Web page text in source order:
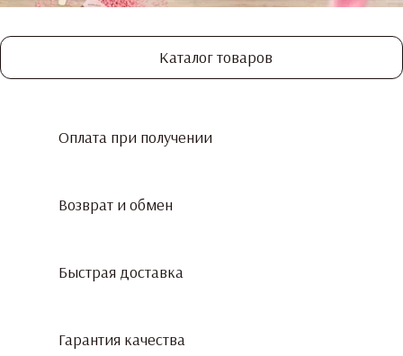
Каталог товаров
Оплата при получении
Возврат и обмен
Быстрая доставка
Гарантия качества